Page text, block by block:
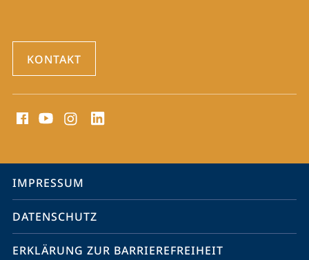
KONTAKT
Media
Service-
Navigation
IMPRESSUM
DATENSCHUTZ
ERKLÄRUNG ZUR BARRIEREFREIHEIT